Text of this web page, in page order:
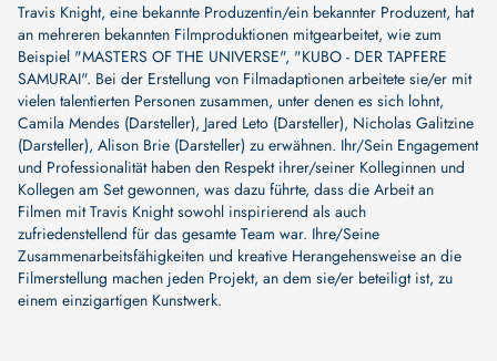
Travis Knight, eine bekannte Produzentin/ein bekannter Produzent, hat
an mehreren bekannten Filmproduktionen mitgearbeitet, wie zum
Beispiel "MASTERS OF THE UNIVERSE", "KUBO - DER TAPFERE
SAMURAI". Bei der Erstellung von Filmadaptionen arbeitete sie/er mit
vielen talentierten Personen zusammen, unter denen es sich lohnt,
Camila Mendes (Darsteller), Jared Leto (Darsteller), Nicholas Galitzine
(Darsteller), Alison Brie (Darsteller) zu erwähnen. Ihr/Sein Engagement
und Professionalität haben den Respekt ihrer/seiner Kolleginnen und
Kollegen am Set gewonnen, was dazu führte, dass die Arbeit an
Filmen mit Travis Knight sowohl inspirierend als auch
zufriedenstellend für das gesamte Team war. Ihre/Seine
Zusammenarbeitsfähigkeiten und kreative Herangehensweise an die
Filmerstellung machen jeden Projekt, an dem sie/er beteiligt ist, zu
einem einzigartigen Kunstwerk.